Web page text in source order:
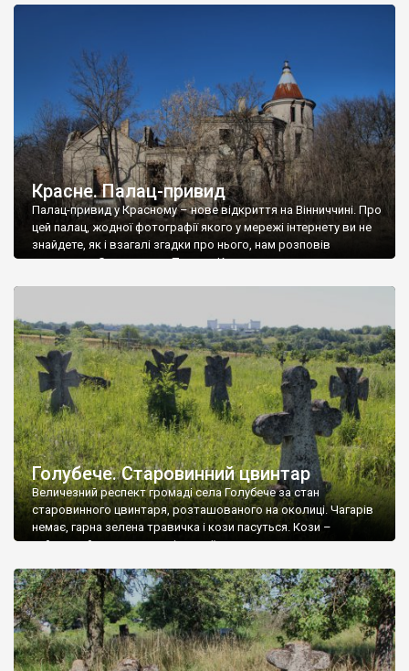
Красне. Палац-привид
Палац-привид у Красному – нове відкриття на Вінниччині. Про
цей палац, жодної фотографії якого у мережі інтернету ви не
знайдете, як і взагалі згадки про нього, нам розповів
мешканець Самгородка. Палац у Красному вразив не лише
Голубече. Старовинний цвинтар
Величезний респект громаді села Голубече за стан
старовинного цвинтаря, розташованого на околиці. Чагарів
немає, гарна зелена травичка і кози пасуться. Кози –
найкращий регулятор шкідливої, для старих кладовищ,
бруньками, кози ті бруньки обгризають, бо то улюблений
делікатес. На цвинтарі у Голубечому ціла колекція
різноманітних форм хрестів. Село відносно невелике, […]